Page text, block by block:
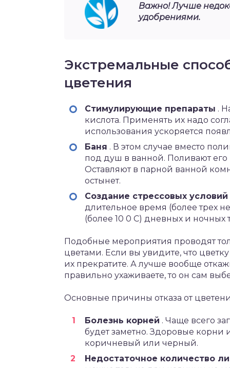
Важно! Лучше
удобрениями.
Экстремальные
цветения
Стимулирующие препараты .
кислота. Применять их надо
использования ускоряется
Баня . В этом случае вместо
под душ в ванной. Поливают
Оставляют в парной ванной
остынет.
Создание стрессовых условий
длительное время (более трех
(более 10 0 С) дневных и ночных
Подобные мероприятия проводят
цветами. Если вы увидите, что
их прекратите. А лучше вообще
правильно ухаживаете, то он сам
Основные причины отказа от
Болезнь корней . Чаще всего
будет заметно. Здоровые корни
коричневый или черный.
Недостаточное количество